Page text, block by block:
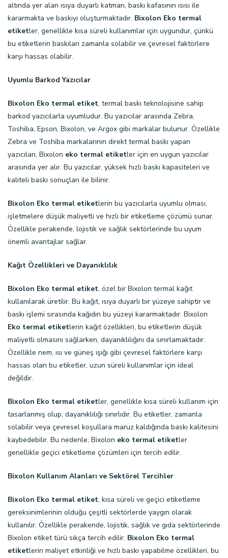
altında yer alan ısıya duyarlı katman, baskı kafasının ısısı ile
kararmakta ve baskıyı oluşturmaktadır. Bixolon Eko termal
etiketler, genellikle kısa süreli kullanımlar için uygundur, çünkü
bu etiketlerin baskıları zamanla solabilir ve çevresel faktörlere
karşı hassas olabilir.
Uyumlu Barkod Yazıcılar
Bixolon Eko termal etiket, termal baskı teknolojisine sahip
barkod yazıcılarla uyumludur. Bu yazıcılar arasında Zebra,
Toshiba, Epson, Bixolon, ve Argox gibi markalar bulunur. Özellikle
Zebra ve Toshiba markalarının direkt termal baskı yapan
yazıcıları, Bixolon eko termal etiketler için en uygun yazıcılar
arasında yer alır. Bu yazıcılar, yüksek hızlı baskı kapasiteleri ve
kaliteli baskı sonuçları ile bilinir.
Bixolon Eko termal etiketlerin bu yazıcılarla uyumlu olması,
işletmelere düşük maliyetli ve hızlı bir etiketleme çözümü sunar.
Özellikle perakende, lojistik ve sağlık sektörlerinde bu uyum
önemli avantajlar sağlar.
Kağıt Özellikleri ve Dayanıklılık
Bixolon Eko termal etiket, özel bir Bixolon termal kağıt
kullanılarak üretilir. Bu kağıt, ısıya duyarlı bir yüzeye sahiptir ve
baskı işlemi sırasında kağıdın bu yüzeyi kararmaktadır. Bixolon
Eko termal etiketlerin kağıt özellikleri, bu etiketlerin düşük
maliyetli olmasını sağlarken, dayanıklılığını da sınırlamaktadır.
Özellikle nem, ısı ve güneş ışığı gibi çevresel faktörlere karşı
hassas olan bu etiketler, uzun süreli kullanımlar için ideal
değildir.
Bixolon Eko termal etiketler, genellikle kısa süreli kullanım için
tasarlanmış olup, dayanıklılığı sınırlıdır. Bu etiketler, zamanla
solabilir veya çevresel koşullara maruz kaldığında baskı kalitesini
kaybedebilir. Bu nedenle, Bixolon eko termal etiketler
genellikle geçici etiketleme çözümleri için tercih edilir.
Bixolon Kullanım Alanları ve Sektörel Tercihler
Bixolon Eko termal etiket, kısa süreli ve geçici etiketleme
gereksinimlerinin olduğu çeşitli sektörlerde yaygın olarak
kullanılır. Özellikle perakende, lojistik, sağlık ve gıda sektörlerinde
Bixolon etiket türü sıkça tercih edilir. Bixolon Eko termal
etiketlerin maliyet etkinliği ve hızlı baskı yapabilme özellikleri, bu